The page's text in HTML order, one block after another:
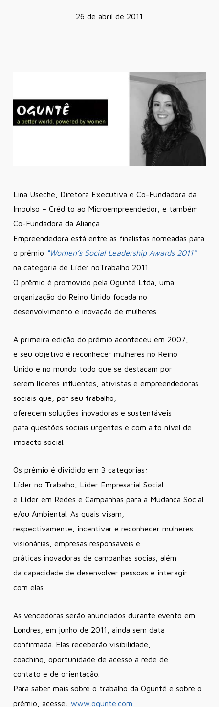
26 de abril de 2011
Lina Useche, Diretora Executiva e Co-Fundadora da
Impulso – Crédito ao Microempreendedor, e também
Co-Fundadora da Aliança
Empreendedora está entre as finalistas nomeadas para
o prêmio “Women’s Social Leadership Awards 2011”
na categoria de Líder noTrabalho 2011.
O prêmio é promovido pela Oguntê Ltda, uma
organização do Reino Unido focada no
desenvolvimento e inovação de mulheres.
A primeira edição do prêmio aconteceu em 2007,
e seu objetivo é reconhecer mulheres no Reino
Unido e no mundo todo que se destacam por
serem líderes influentes, ativistas e empreendedoras
sociais que, por seu trabalho,
oferecem soluções inovadoras e sustentáveis ​​
para questões sociais urgentes e com alto nível de
impacto social.
Os prêmio é dividido em 3 categorias:
Líder no Trabalho, Líder Empresarial Social
e Líder em Redes e Campanhas para a Mudança Social
e/ou Ambiental. As quais visam,
respectivamente, incentivar e reconhecer mulheres
visionárias, empresas responsáveis e
práticas inovadoras de campanhas socias, além
da capacidade de desenvolver pessoas e interagir
com elas.
As vencedoras serão anunciados durante evento em
Londres, em junho de 2011, ainda sem data
confirmada. Elas receberão visibilidade,
coaching, oportunidade de acesso a rede de
contato e de orientação.
Para saber mais sobre o trabalho da Oguntê e sobre o
prêmio, acesse: www.ogunte.com